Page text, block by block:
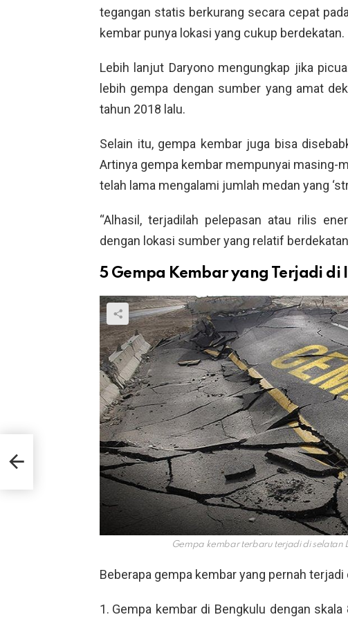
tegangan statis berkurang secara cepat
kembar punya lokasi yang cukup berdekatan.
Lebih lanjut Daryono mengungkap jika
lebih gempa dengan sumber yang amat
tahun 2018 lalu.
Selain itu, gempa kembar juga bisa
Artinya gempa kembar mempunyai masing-
telah lama mengalami jumlah medan yang
“Alhasil, terjadilah pelepasan atau rilis
dengan lokasi sumber yang relatif
5 Gempa Kembar yang Terjadi di
Gempa kembar terbaru terjadi di selatan
Beberapa gempa kembar yang pernah terjadi
Gempa kembar di Bengkulu dengan